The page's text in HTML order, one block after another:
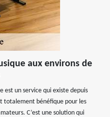
aux environs de
est un service qui existe depuis
totalement bénéfique pour les
C’est une solution qui